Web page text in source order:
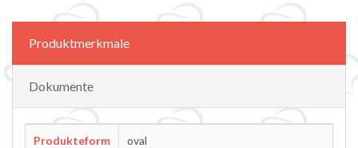
Produktmerkmale
Dokumente
AttributbezeichnungAttributwert
Produkteform oval